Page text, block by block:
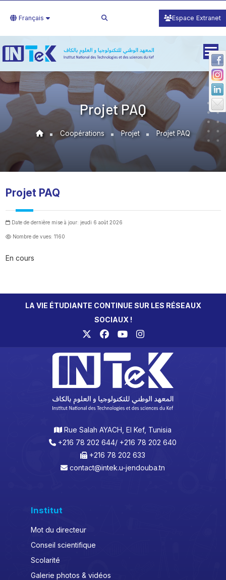
Français Espace Extranet
Projet PAQ
Coopérations Projet Projet PAQ
Projet PAQ
Date de dernière mise à jour: jeudi 6 août 2026
Nombre de vues: 1160
En cours
LA VIE ÉTUDIANTE CONTINUE SUR LES RÉSEAUX
SOCIAUX !
Rue Salah AYACH, El Kef, Tunisia
+216 78 202 644/ +216 78 202 640
+216 78 202 633
contact@intek.u-jendouba.tn
Institut
Mot du directeur
Conseil scientifique
Scolarité
Galerie photos & vidéos